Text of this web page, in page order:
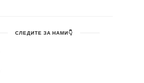
СЛЕДИТЕ ЗА НАМИ👇